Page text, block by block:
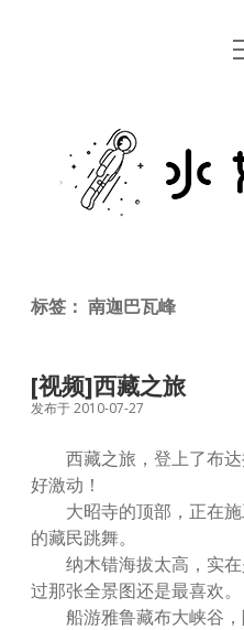
妖
视
标签： 南迦巴瓦峰
[视频]西藏之旅
发布于 2010-07-27
西藏之旅，登上了布达
好激动！
大昭寺的顶部，正在施
的藏民跳舞。
纳木错海拔太高，实在
过那张全景图还是最喜欢。
船游雅鲁藏布大峡谷，